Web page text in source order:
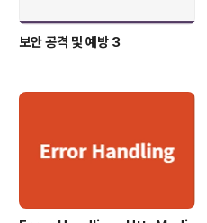
보안 공격 및 예방 3